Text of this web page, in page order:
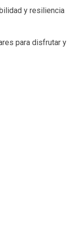
y resiliencia
para disfrutar y